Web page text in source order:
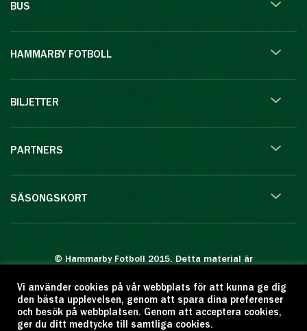
BUS
HAMMARBY FOTBOLL
BILJETTER
PARTNERS
SÄSONGSKORT
© Hammarby Fotboll 2015. Detta material är
Eftertryck eller annan kopiering är förbjuden.
Citera oss gärna men ange källan:
www.hammarbyfotboll.se. Ansvarig utgivare:
Vi använder cookies på vår webbplats för att kunna ge dig
den bästa upplevelsen, genom att spara dina preferenser
och besök på webbplatsen. Genom att acceptera cookies,
ger du ditt medtycke till samtliga cookies.